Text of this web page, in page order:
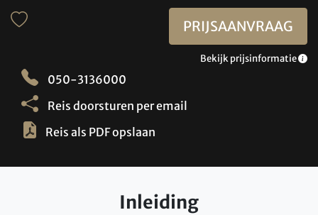
PRIJSAANVRAAG
Bekijk prijsinformatie
050-3136000
Reis doorsturen per email
Reis als PDF opslaan
Inleiding